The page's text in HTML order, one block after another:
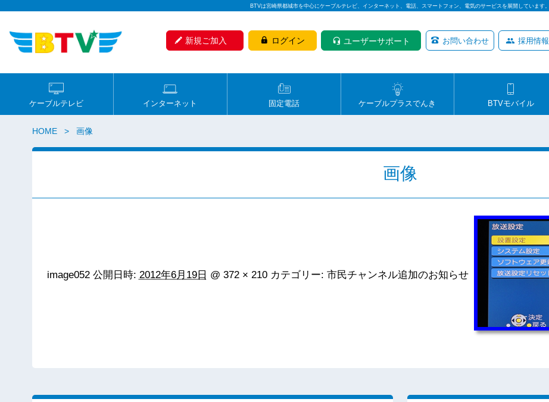
BTVは宮崎県都城市を中心にケーブルテレビ、インターネット、電話、スマートフォン、電気のサービスを展開しています。
新規ご加入 ログイン ユーザーサポート お問い合わせ 採用情報
ケーブルテレビ インターネット 固定電話 ケーブルプラスでんき BTVモバイル
HOME 画像
画像
image052 公開日時: 2012年6月19日 @ 372 × 210カテゴリー: 市民チャンネル追加のお知らせ